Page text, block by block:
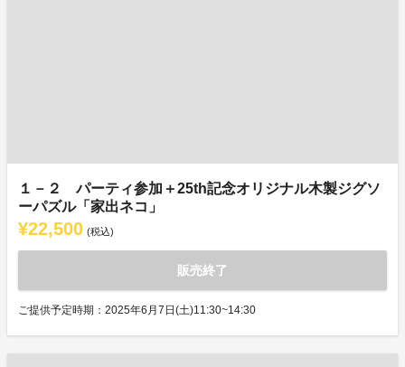
１－２ パーティ参加＋25th記念オリジナル木製ジグソ
ーパズル「家出ネコ」
¥22,500 (税込)
販売終了
ご提供予定時期：2025年6月7日(土)11:30~14:30